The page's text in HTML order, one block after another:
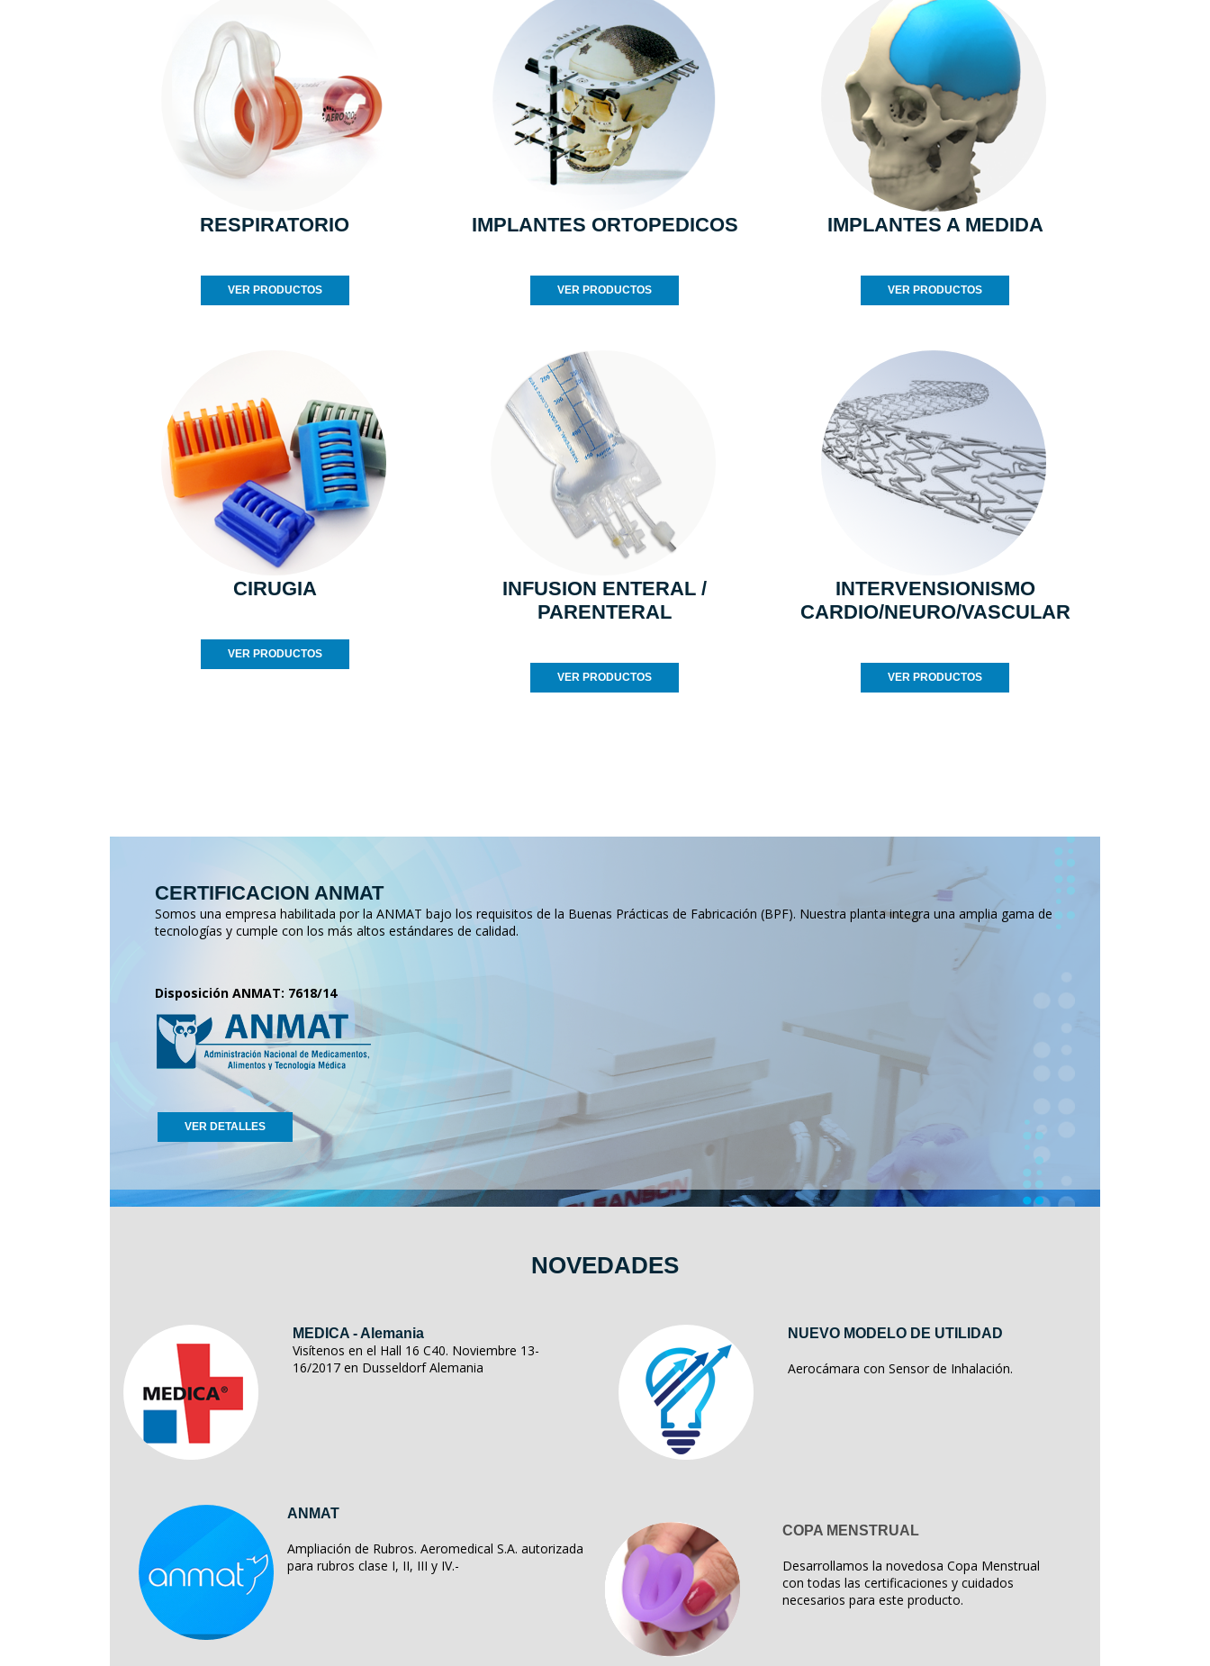
RESPIRATORIO
VER PRODUCTOS
IMPLANTES ORTOPEDICOS
VER PRODUCTOS
IMPLANTES A MEDIDA
VER PRODUCTOS
CIRUGIA
VER PRODUCTOS
INFUSION ENTERAL /
PARENTERAL
VER PRODUCTOS
INTERVENSIONISMO
CARDIO/NEURO/VASCULAR
VER PRODUCTOS
CERTIFICACION ANMAT
Somos una empresa habilitada por la ANMAT bajo los requisitos de la Buenas Prácticas de Fabricación (BPF). Nuestra planta integra una amplia gama de
tecnologías y cumple con los más altos estándares de calidad.
Disposición ANMAT: 7618/14
VER DETALLES
NOVEDADES
MEDICA - Alemania
Visítenos en el Hall 16 C40. Noviembre 13-
16/2017 en Dusseldorf Alemania
NUEVO MODELO DE UTILIDAD
Aerocámara con Sensor de Inhalación.
ANMAT
Ampliación de Rubros. Aeromedical S.A. autorizada
para rubros clase I, II, III y IV.-
COPA MENSTRUAL
Desarrollamos la novedosa Copa Menstrual
con todas las certificaciones y cuidados
necesarios para este producto.